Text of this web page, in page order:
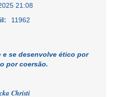
21:08
11962
e se desenvolve ético por
por coersão.
Christi